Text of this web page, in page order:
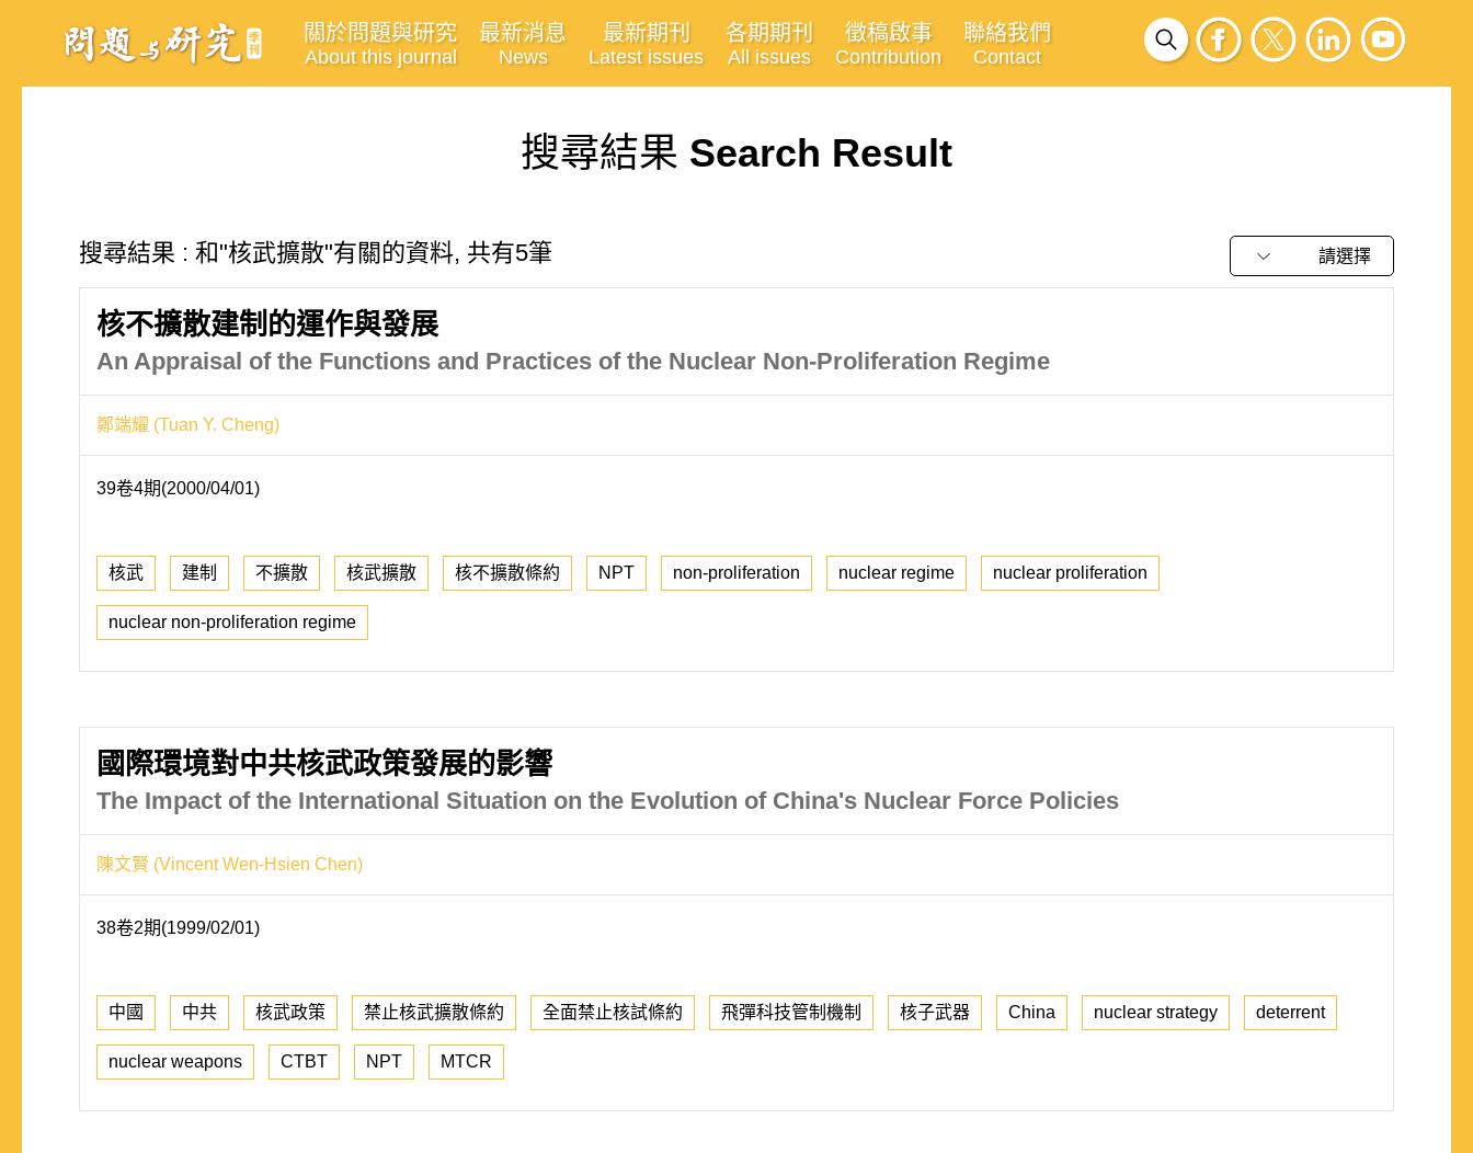
關於問題與研究
About this journal
最新消息
News
最新期刊
Latest issues
各期期刊
All issues
徵稿啟事
Contribution
聯絡我們
Contact
搜尋結果 Search Result
搜尋結果 : 和"核武擴散"有關的資料, 共有5筆 請選擇
核不擴散建制的運作與發展
An Appraisal of the Functions and Practices of the Nuclear Non-Proliferation Regime
鄭端耀 (Tuan Y. Cheng)
39卷4期(2000/04/01)
核武 建制 不擴散 核武擴散 核不擴散條約 NPT non-proliferation nuclear regime nuclear proliferation
nuclear non-proliferation regime
國際環境對中共核武政策發展的影響
The Impact of the International Situation on the Evolution of China's Nuclear Force Policies
陳文賢 (Vincent Wen-Hsien Chen)
38卷2期(1999/02/01)
中國 中共 核武政策 禁止核武擴散條約 全面禁止核試條約 飛彈科技管制機制 核子武器 China nuclear strategy deterrent
nuclear weapons CTBT NPT MTCR